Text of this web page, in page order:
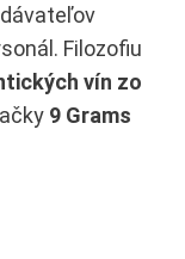
Filozofiu
vín zo
9 Grams